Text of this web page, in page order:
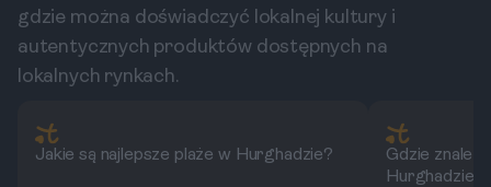
gdzie można doświadczyć lokalnej kultury i
autentycznych produktów dostępnych na
lokalnych rynkach.
Jakie są najlepsze plaże w Hurghadzie?
Gdzie
Hurghadzie?